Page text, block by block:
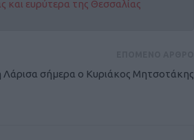
και ευρύτερα της Θεσσαλίας
Λάρισα σήμερα ο Κυριάκος Μητσοτάκης